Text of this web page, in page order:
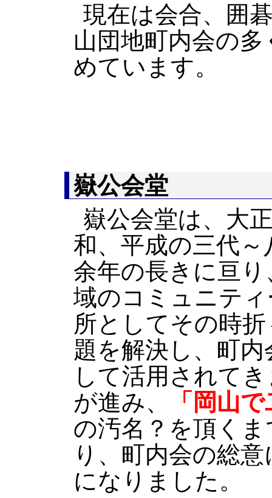
現在は会合、囲
山団地町内会の
めています。
嶽公会堂
嶽公会堂は、大
和、平成の三代～
余年の長きに亘り
域のコミュニテ
所としてその時
題を解決し、町
して活用されて
が進み、
「岡山
の汚名？を頂く
り、町内会の総
になりました。